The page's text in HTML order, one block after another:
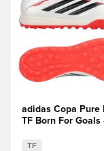
adidas Copa Pure
TF Born For Goals
Black/Élénkpiros
TF